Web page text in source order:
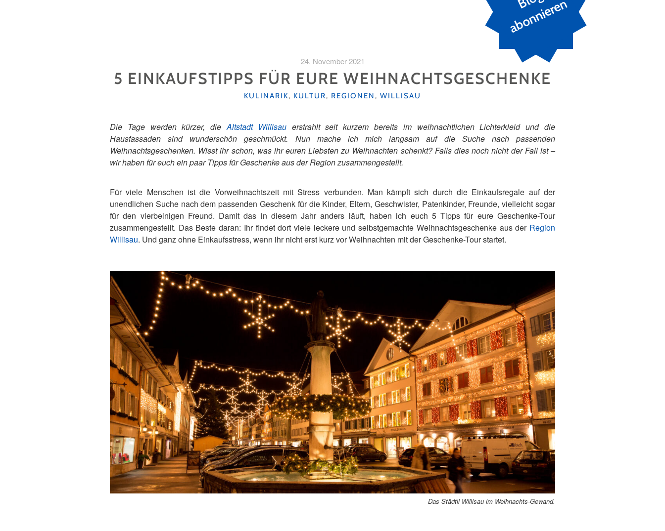
n
24. November 2021
5 EINKAUFSTIPPS FÜR EURE WEIHNACHTSGESCHENKE
KATEGORIEN
KULINARIK, KULTUR, REGIONEN, WILLISAU
Die Tage werden kürzer, dieAltstadt Willisauerstrahlt seit kurzem bereits im weihnachtlichen Lichterkleid und die
Hausfassaden sind wunderschön geschmückt. Nun mache ich mich langsam auf die Suche nach passenden
Weihnachtsgeschenken. Wisst ihr schon, was ihr euren Liebsten zu Weihnachten schenkt? Falls dies noch nicht der Fall ist –
wir haben für euch ein paar Tipps für Geschenke aus der Region zusammengestellt.
Für viele Menschen ist die Vorweihnachtszeit mit Stress verbunden. Man kämpft sich durch die Einkaufsregale auf der
unendlichen Suche nach dem passenden Geschenk für die Kinder, Eltern, Geschwister, Patenkinder, Freunde, vielleicht sogar
für den vierbeinigen Freund. Damit das in diesem Jahr anders läuft, haben ich euch 5 Tipps für eure Geschenke-Tour
zusammengestellt. Das Beste daran: Ihr findet dort viele leckere und selbstgemachte Weihnachtsgeschenke aus der Region
Willisau. Und ganz ohne Einkaufsstress, wenn ihr nicht erst kurz vor Weihnachten mit der Geschenke-Tour startet.
Das Städtli Willisau im Weihnachts-Gewand.